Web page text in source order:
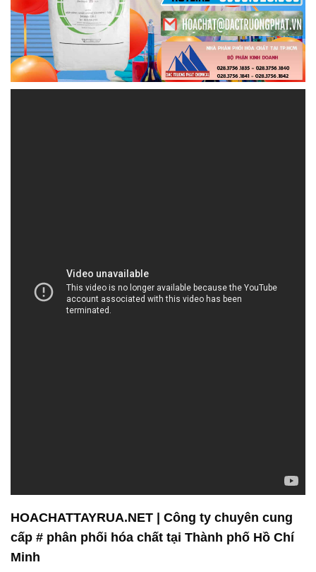
HOACHATTAYRUA.NET | Công ty chuyên cung
cấp # phân phối hóa chất tại Thành phố Hồ Chí
Minh